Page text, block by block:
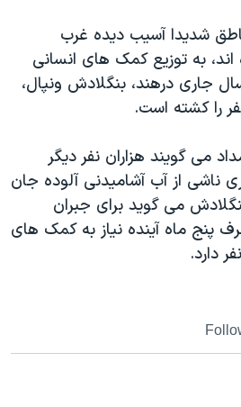
۲۰۲۴
شديدا آسيب ديده غرب
به توزيع کمک های انسانی
جاری درهند، بنگلادش ونپال،
می گويند هزاران نفر ديگر
ناشی از آب آشاميدنی آلوده جان
می گويد برای جبران
پنج ماه آينده نياز به کمک های